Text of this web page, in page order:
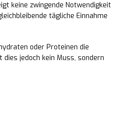
keine zwingende Notwendigkeit
tägliche Einnahme
oder Proteinen die
jedoch kein Muss, sondern